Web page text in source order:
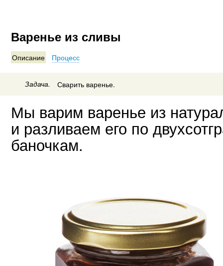
Варенье из сливы
Описание Процесс
Задача. Сварить варенье.
Мы варим варенье из
и разливаем его по
баночкам.